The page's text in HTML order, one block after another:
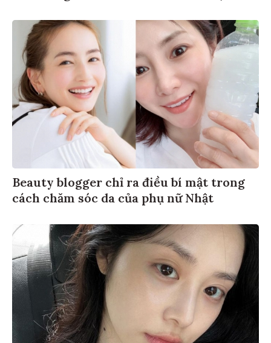
Beauty blogger chỉ ra điều bí mật trong
cách chăm sóc da của phụ nữ Nhật